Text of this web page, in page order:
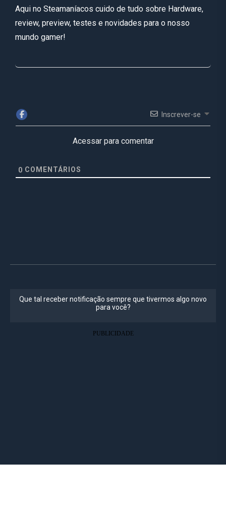
Aqui no Steamaníacos cuido de tudo sobre Hardware,
review, preview, testes e novidades para o nosso
mundo gamer!
Inscrever-se
Acessar para comentar
0 COMENTÁRIOS